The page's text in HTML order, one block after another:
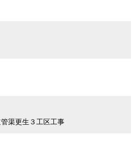
渠更生３工区工事